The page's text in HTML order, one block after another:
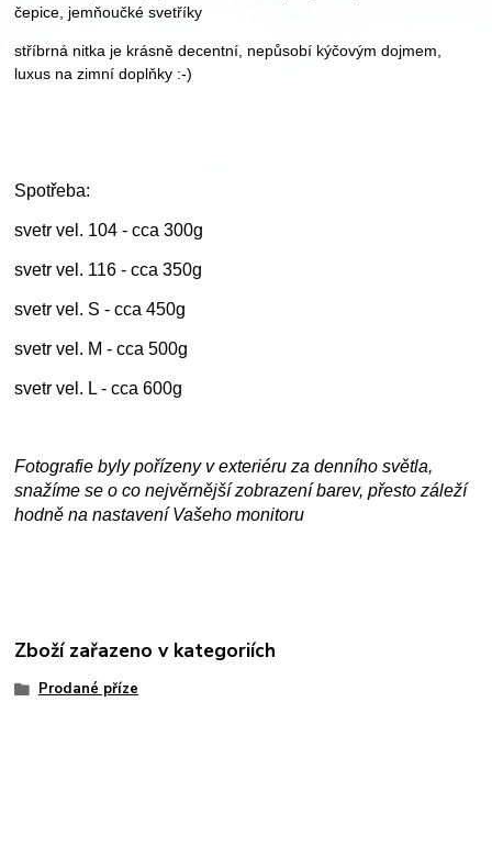
čepice, jemňoučké svetříky
stříbrná nitka je krásně decentní, nepůsobí kýčovým dojmem,
luxus na zimní doplňky :-)
Spotřeba:
svetr vel. 104 - cca 300g
svetr vel. 116 - cca 350g
svetr vel. S - cca 450g
svetr vel. M - cca 500g
svetr vel. L - cca 600g
Fotografie byly pořízeny v exteriéru za denního světla,
snažíme se o co nejvěrnější zobrazení barev, přesto záleží
hodně na nastavení Vašeho monitoru
Zboží zařazeno v kategoriích
Prodané příze